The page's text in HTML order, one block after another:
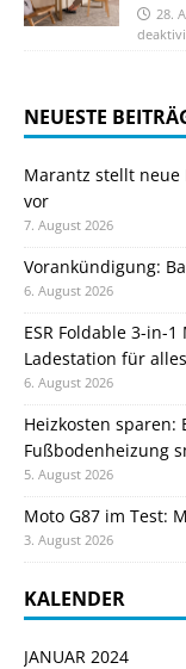
28.
NEUESTE
Marantz stellt neue
vor
7. August 2026
Vorankündigung:
6. August 2026
ESR Foldable 3-in-
Ladestation für
6. August 2026
Heizkosten sparen:
Fußbodenheizung
5. August 2026
Moto G87 im Test:
3. August 2026
KALENDER
JANUAR 2024